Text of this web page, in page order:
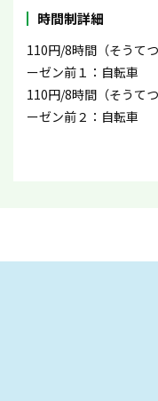
時間制詳細
110円/8時間（そうて
ーゼン前１：自転車
110円/8時間（そうて
ーゼン前２：自転車